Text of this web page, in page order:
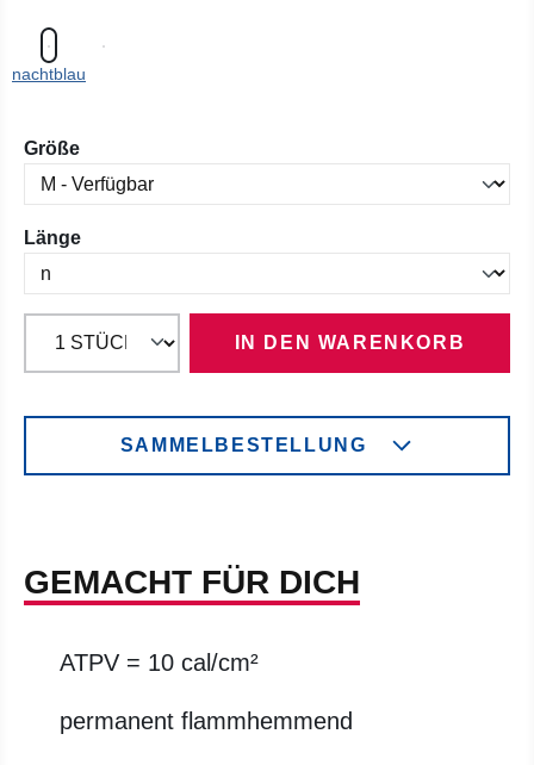
nachtblau
Größeauswählen
Längeauswählen
IN DEN WARENKORB
SAMMELBESTELLUNG
GEMACHT FÜR DICH
ATPV = 10 cal/cm²
permanent flammhemmend